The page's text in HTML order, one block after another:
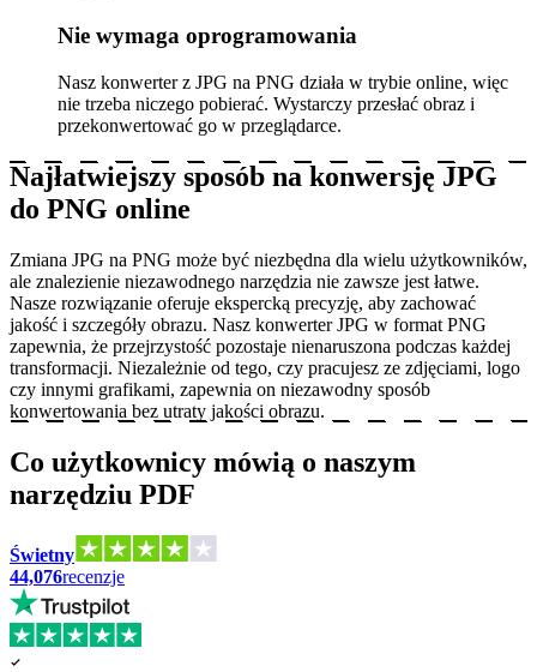
Nie wymaga oprogramowania
Nasz konwerter z JPG na PNG działa w trybie online, więc
nie trzeba niczego pobierać. Wystarczy przesłać obraz i
przekonwertować go w przeglądarce.
Najłatwiejszy sposób na konwersję JPG
do PNG online
Zmiana JPG na PNG może być niezbędna dla wielu użytkowników,
ale znalezienie niezawodnego narzędzia nie zawsze jest łatwe.
Nasze rozwiązanie oferuje ekspercką precyzję, aby zachować
jakość i szczegóły obrazu. Nasz konwerter JPG w format PNG
zapewnia, że przejrzystość pozostaje nienaruszona podczas każdej
transformacji. Niezależnie od tego, czy pracujesz ze zdjęciami, logo
czy innymi grafikami, zapewnia on niezawodny sposób
konwertowania bez utraty jakości obrazu.
Co użytkownicy mówią o naszym
narzędziu PDF
Świetny
44,076recenzje